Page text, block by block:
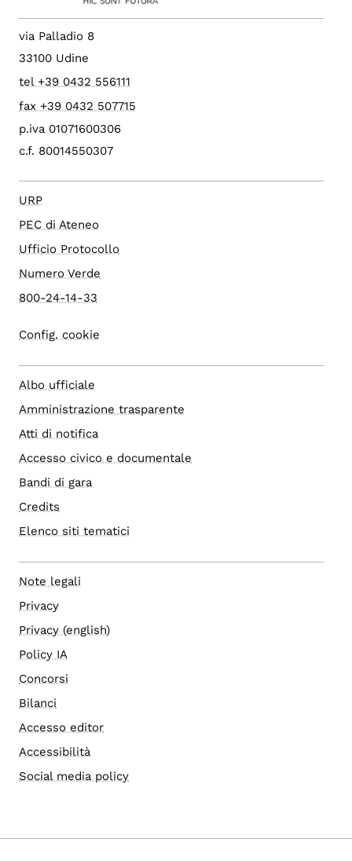
via Palladio 8
33100 Udine
tel +39 0432 556111
fax +39 0432 507715
p.iva 01071600306
c.f. 80014550307
URP
PEC di Ateneo
Ufficio Protocollo
Numero Verde
800-24-14-33
Config. cookie
Albo ufficiale
Amministrazione trasparente
Atti di notifica
Accesso civico e documentale
Bandi di gara
Credits
Elenco siti tematici
Note legali
Privacy
Privacy (english)
Policy IA
Concorsi
Bilanci
Accesso editor
Accessibilità
Social media policy